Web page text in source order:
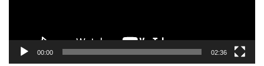
00:00 02:36